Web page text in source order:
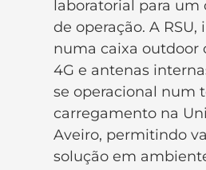
laboratorial para um
de operação. A RSU,
numa caixa outdoor
4G e antenas
se operacional num
carregamento na
Aveiro, permitindo
solução em